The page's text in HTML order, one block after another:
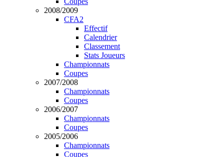
2008/2009
CFA2
Effectif
Calendrier
Classement
Stats Joueurs
Championnats
Coupes
2007/2008
Championnats
Coupes
2006/2007
Championnats
Coupes
2005/2006
Championnats
Coupes